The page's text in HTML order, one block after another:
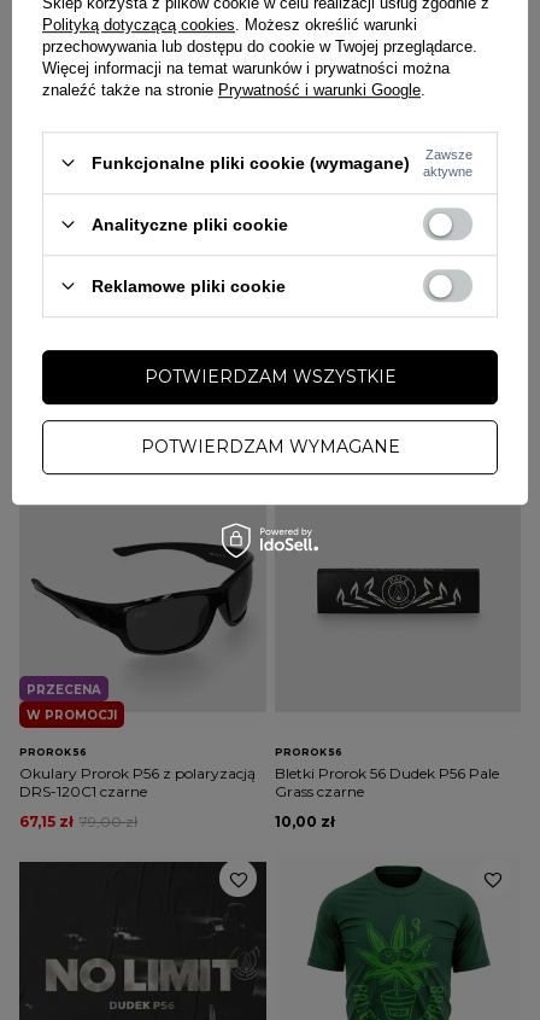
Imprinnt P56 żółty
149,00 zł
119,00 zł
Dudek P56 DZZ 2 czarna
199,00 zł
129,00 zł
10,00 zł
PROROK 56
10,00 zł
W PROMOCJI
PRZECENA
PROROK 56
Okulary Prorok P56 z polaryzacją
DRS-120C1 czarne
79,00 zł
67,15 zł
PROROK 56
Bletki Prorok 56 Dudek P56 Pale
Grass czarne
10,00 zł
Polityką dotyczącą cookies . Możesz określić warunki
przechowywania lub dostępu do cookie w Twojej przeglądarce.
Więcej informacji na temat warunków i prywatności można
znaleźć także na stronie Prywatność i warunki Google
Funkcjonalne pliki cookie (wymagane)
Zawsze
aktywne
Analityczne pliki cookie
Reklamowe pliki cookie
POTWIERDZAM WYMAGANE
POTWIERDZAM WSZYSTKIE